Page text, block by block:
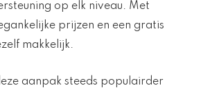
op elk niveau. Met
prijzen en een gratis
makkelijk.
aanpak steeds populairder